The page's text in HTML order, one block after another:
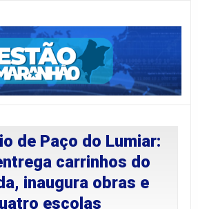
de Paço do Lumiar:
carrinhos do
inaugura obras e
escolas